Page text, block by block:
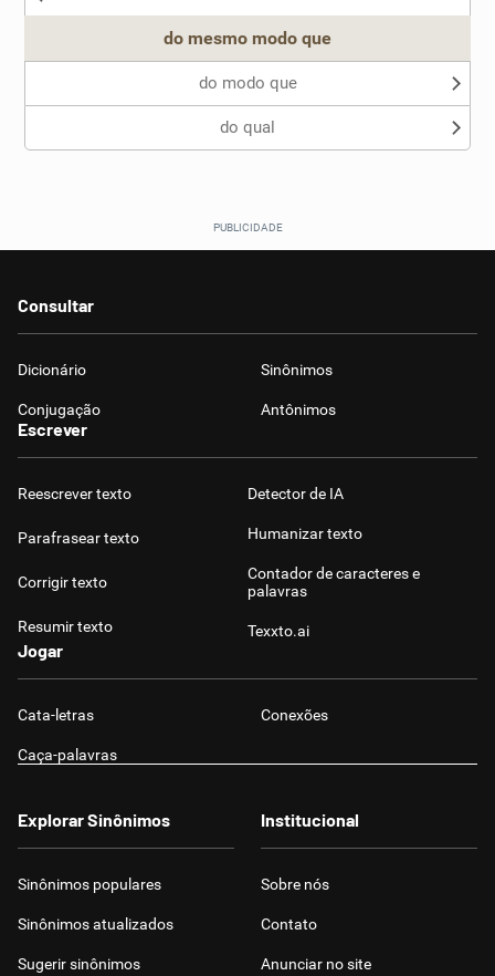
do mesmo modo que
do modo que
do qual
Consultar
Dicionário Sinônimos
Conjugação Antônimos
Escrever
Reescrever texto
Parafrasear texto
Corrigir texto
Resumir texto
Detector de IA
Humanizar texto
Contador de caracteres e
palavras
Texxto.ai
Jogar
Cata-letras Conexões
Caça-palavras
Explorar Sinônimos
Sinônimos populares
Sinônimos atualizados
Sugerir sinônimos
Institucional
Sobre nós
Contato
Anunciar no site